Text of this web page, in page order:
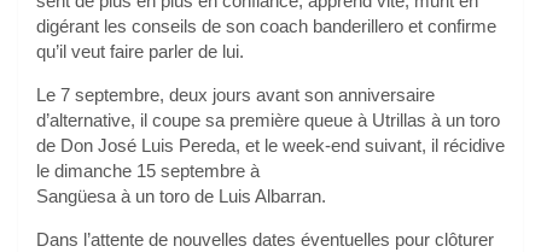
digérant les conseils de son coach banderillero et confirme
qu’il veut faire parler de lui.
Le 7 septembre, deux jours avant son anniversaire
d’alternative, il coupe sa première queue à Utrillas à un toro
de Don José Luis Pereda, et le week-end suivant, il récidive
le dimanche 15 septembre à
Sangüesa à un toro de Luis Albarran.
Dans l’attente de nouvelles dates éventuelles pour clôturer